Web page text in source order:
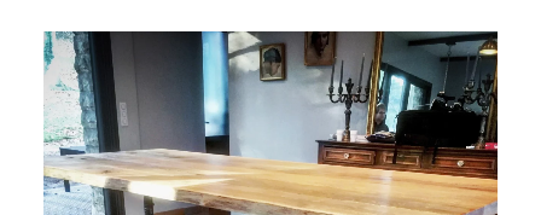
Plage
prix :
350 €
3
190 €